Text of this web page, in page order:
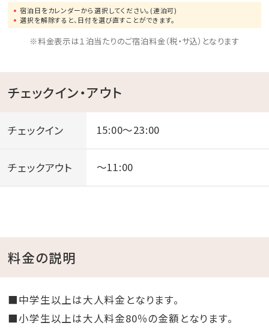
宿泊日をカレンダーから選択してください。(連泊可)
選択を解除すると、日付を選び直すことができます。
※料金表示は１泊当たりのご宿泊料金（税・サ込）となります
チェックイン・アウト
チェックイン 15:00～23:00
チェックアウト ～11:00
料金の説明
■中学生以上は大人料金となります。
■小学生以上は大人料金80％の金額となります。